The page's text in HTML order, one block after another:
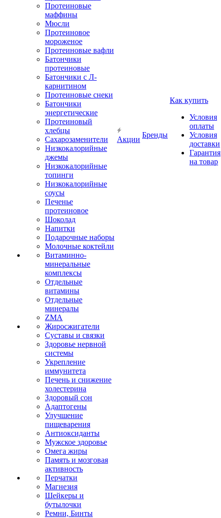
Протеиновые
маффины
Мюсли
Протеиновое
мороженое
Протеиновые вафли
Батончики
протеиновые
Батончики с Л-
карнитином
Протеиновые снеки
Батончики
энергетические
Протеиновый
хлебцы
Сахарозаменители
Низкокалорийные
джемы
Низкокалорийные
топинги
Низкокалорийные
соусы
Печенье
протеиновое
Шоколад
Напитки
Подарочные наборы
Молочные коктейли
Витаминно-
минеральные
комплексы
Отдельные
витамины
Отдельные
минералы
ZMA
Жиросжигатели
Суставы и связки
Здоровье нервной
системы
Укрепление
иммунитета
Печень и снижение
холестерина
Здоровый сон
Адаптогены
Улучшение
пищеварения
Антиоксиданты
Мужское здоровье
Омега жиры
Память и мозговая
активность
Перчатки
Магнезия
Шейкеры и
бутылочки
Ремни, Бинты
Акции
Бренды
Как купить
Условия
оплаты
Условия
доставки
Гарантия
на товар